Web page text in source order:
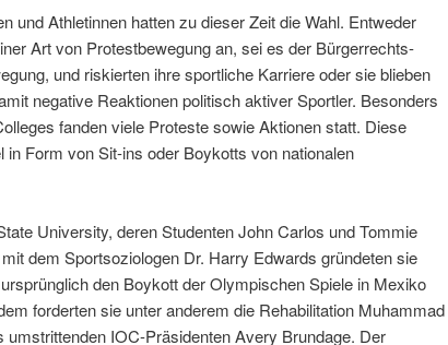
und Athletinnen hatten zu dieser Zeit die Wahl. Entweder
Art von Protestbewegung an, sei es der Bürgerrechts-
und riskierten ihre sportliche Karriere oder sie blieben
negative Reaktionen politisch aktiver Sportler. Besonders
fanden viele Proteste sowie Aktionen statt. Diese
Form von Sit-ins oder Boykotts von nationalen
University, deren Studenten John Carlos und Tommie
dem Sportsoziologen Dr. Harry Edwards gründeten sie
den Boykott der Olympischen Spiele in Mexiko
forderten sie unter anderem die Rehabilitation Muhammad
umstrittenden IOC-Präsidenten Avery Brundage. Der